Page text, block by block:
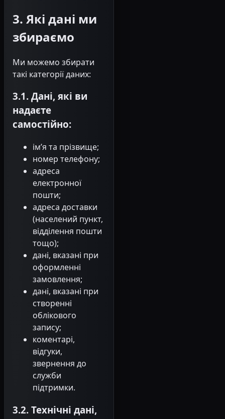
3. Які дані ми
збираємо
Ми можемо збирати
такі категорії даних:
3.1. Дані, які ви
надаєте
самостійно:
ім’я та прізвище;
номер телефону;
адреса
електронної
пошти;
адреса доставки
(населений пункт,
відділення пошти
тощо);
дані, вказані при
оформленні
замовлення;
дані, вказані при
створенні
облікового
запису;
коментарі,
відгуки,
звернення до
служби
підтримки.
3.2. Технічні дані,